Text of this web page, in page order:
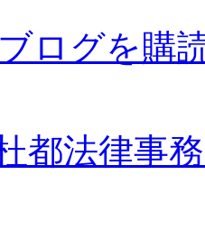
ログを購
都法律事